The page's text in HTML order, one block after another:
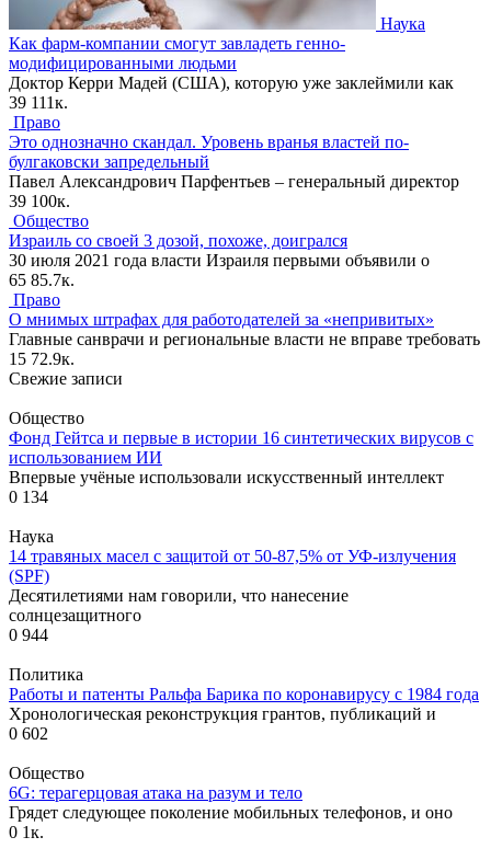
Наука
Как фарм-компании смогут завладеть генно-
модифицированными людьми
Доктор Керри Мадей (США), которую уже заклеймили как
39 111к.
Право
Это однозначно скандал. Уровень вранья властей по-
булгаковски запредельный
Павел Александрович Парфентьев – генеральный директор
39 100к.
Общество
Израиль со своей 3 дозой, похоже, доигрался
30 июля 2021 года власти Израиля первыми объявили о
65 85.7к.
Право
О мнимых штрафах для работодателей за «непривитых»
Главные санврачи и региональные власти не вправе требовать
15 72.9к.
Свежие записи
Общество
Фонд Гейтса и первые в истории 16 синтетических вирусов с
использованием ИИ
Впервые учёные использовали искусственный интеллект
0 134
Наука
14 травяных масел с защитой от 50-87,5% от УФ-излучения
(SPF)
Десятилетиями нам говорили, что нанесение
солнцезащитного
0 944
Политика
Работы и патенты Ральфа Барика по коронавирусу с 1984 года
Хронологическая реконструкция грантов, публикаций и
0 602
Общество
6G: терагерцовая атака на разум и тело
Грядет следующее поколение мобильных телефонов, и оно
0 1к.